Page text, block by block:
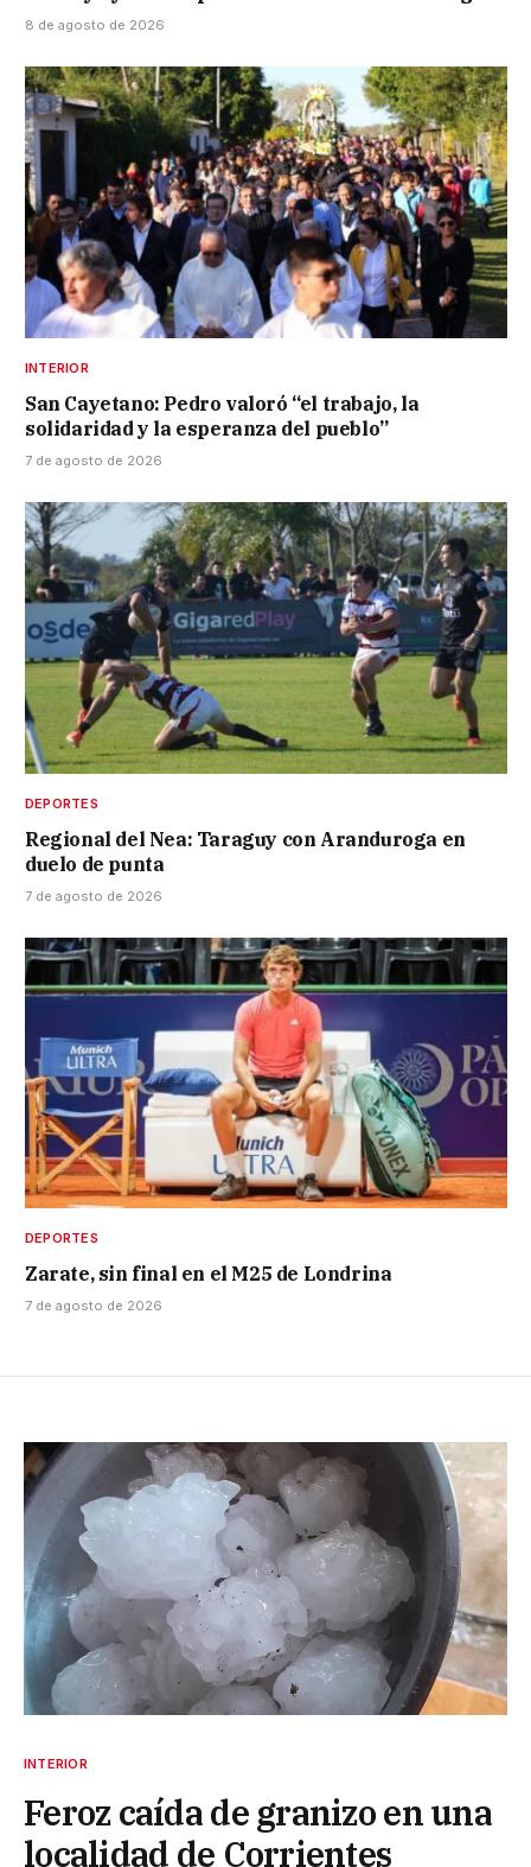
8 de agosto de 2026
INTERIOR
San Cayetano: Pedro valoró “el trabajo, la
solidaridad y la esperanza del pueblo”
7 de agosto de 2026
DEPORTES
Regional del Nea: Taraguy con Aranduroga en
duelo de punta
7 de agosto de 2026
DEPORTES
Zarate, sin final en el M25 de Londrina
7 de agosto de 2026
INTERIOR
Feroz caída de granizo en una
localidad de Corrientes